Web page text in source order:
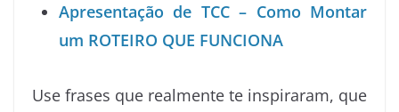
Apresentação de TCC – Como Montar
um ROTEIRO QUE FUNCIONA
Use frases que realmente te inspiraram, que